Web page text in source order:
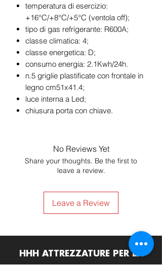
temperatura di esercizio:
+16°C/+8°C/+5°C (ventola off);
tipo di gas refrigerante: R600A;
classe climatica: 4;
classe energetica: D;
consumo energia: 2.1Kwh/24h.
n.5 griglie plastificate con frontale in
legno cm51x41.4;
luce interna a Led;
chiusura porta con chiave.
No Reviews Yet
Share your thoughts. Be the first to
leave a review.
Leave a Review
HHH ATTREZZATURE PER LA